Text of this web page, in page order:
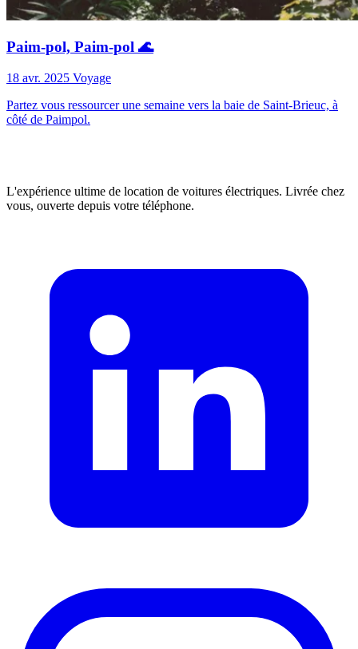
Paim-pol, Paim-pol 🌊
18 avr. 2025 Voyage
Partez vous ressourcer une semaine vers la baie de Saint-Brieuc, à
côté de Paimpol.
L'expérience ultime de location de voitures électriques. Livrée chez
vous, ouverte depuis votre téléphone.